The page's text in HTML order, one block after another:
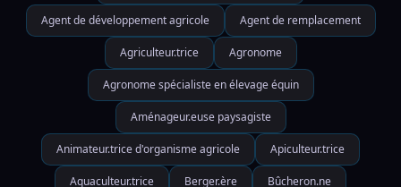
Agent de développement agricole Agent de remplacement
Agriculteur.trice Agronome
Agronome spécialiste en élevage équin
Aménageur.euse paysagiste
Animateur.trice d'organisme agricole Apiculteur.trice
Aquaculteur.trice Berger.ère Bûcheron.ne